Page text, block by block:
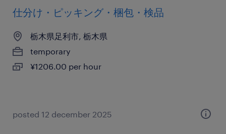
仕分け・ピッキング・梱包・検品
栃木県足利市, 栃木県
temporary
¥1206.00 per hour
posted 12 december 2025